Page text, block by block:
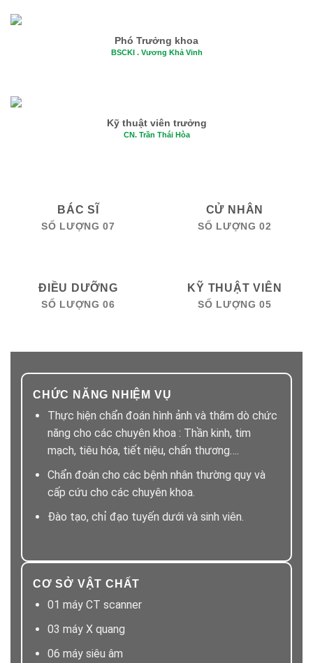
Phó Trưởng khoa
BSCKI . Vương Khả Vinh
Kỹ thuật viên trưởng
CN. Trần Thái Hòa
BÁC SĨ
SỐ LƯỢNG 07
CỬ NHÂN
SỐ LƯỢNG 02
ĐIỀU DƯỠNG
SỐ LƯỢNG 06
KỸ THUẬT VIÊN
SỐ LƯỢNG 05
CHỨC NĂNG NHIỆM VỤ
Thực hiện chẩn đoán hình ảnh và thăm dò chức
năng cho các chuyên khoa : Thần kinh, tim
mạch, tiêu hóa, tiết niệu, chấn thương….
Chẩn đoán cho các bệnh nhân thường quy và
cấp cứu cho các chuyên khoa.
Đào tạo, chỉ đạo tuyến dưới và sinh viên.
CƠ SỞ VẬT CHẤT
01 máy CT scanner
03 máy X quang
06 máy siêu âm